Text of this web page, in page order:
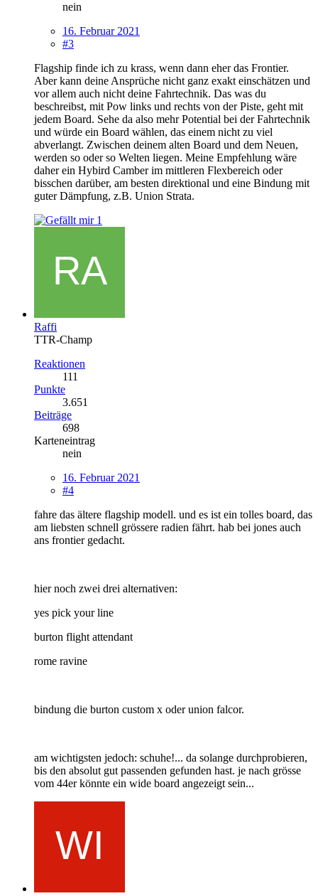
nein
16. Februar 2021
#3
Flagship finde ich zu krass, wenn dann eher das Frontier.
Aber kann deine Ansprüche nicht ganz exakt einschätzen und
vor allem auch nicht deine Fahrtechnik. Das was du
beschreibst, mit Pow links und rechts von der Piste, geht mit
jedem Board. Sehe da also mehr Potential bei der Fahrtechnik
und würde ein Board wählen, das einem nicht zu viel
abverlangt. Zwischen deinem alten Board und dem Neuen,
werden so oder so Welten liegen. Meine Empfehlung wäre
daher ein Hybird Camber im mittleren Flexbereich oder
bisschen darüber, am besten direktional und eine Bindung mit
guter Dämpfung, z.B. Union Strata.
1
Raffi
TTR-Champ
Reaktionen
111
Punkte
3.651
Beiträge
698
Karteneintrag
nein
16. Februar 2021
#4
fahre das ältere flagship modell. und es ist ein tolles board, das
am liebsten schnell grössere radien fährt. hab bei jones auch
ans frontier gedacht.
hier noch zwei drei alternativen:
yes pick your line
burton flight attendant
rome ravine
bindung die burton custom x oder union falcor.
am wichtigsten jedoch: schuhe!... da solange durchprobieren,
bis den absolut gut passenden gefunden hast. je nach grösse
vom 44er könnte ein wide board angezeigt sein...